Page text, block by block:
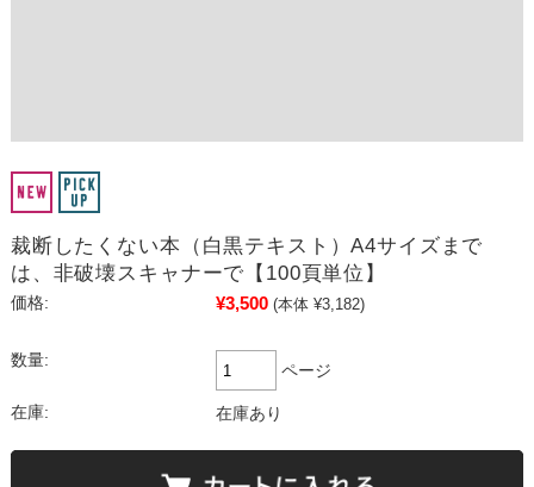
裁断したくない本（白黒テキスト）A4サイズまで
は、非破壊スキャナーで【100頁単位】
価格: ¥3,500 (本体 ¥3,182)
数量:
ページ
在庫: 在庫あり